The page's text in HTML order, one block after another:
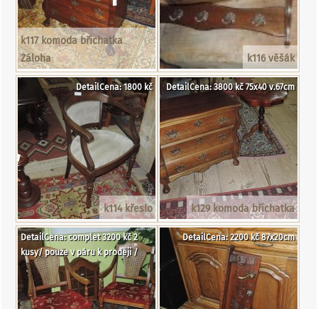
k117 komoda břichatka
Záloha
k116 věšák
k114 křeslo
DetailCena: 1800 kč
k129 komoda břichatka
DetailCena: 3800 kč 75x40 v.67cm
DetailCena: complet 3200 kč 2
kusy/ pouze v páru k prodeji /
DetailCena: 2200 kč 87x20cm